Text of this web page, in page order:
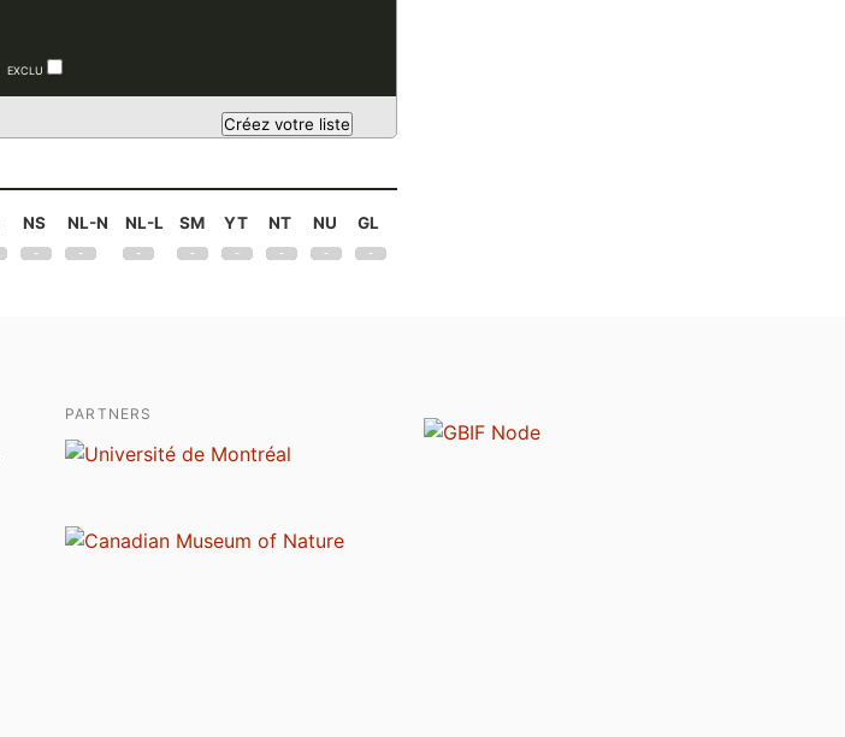
EXCLU
NS NL-N NL-L SM YT NT NU
GL
PARTNERS